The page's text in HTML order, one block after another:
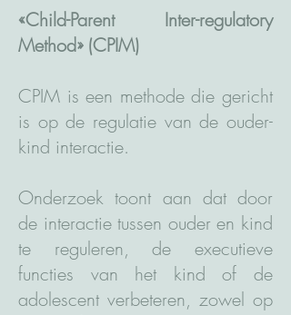
«Child-Parent Inter-regulatory
Method» (CPIM)
CPIM is een methode die gericht
is op de regulatie van de ouder-
kind interactie.
Onderzoek toont aan dat door
de interactie tussen ouder en kind
te reguleren, de executieve
functies van het kind of de
adolescent verbeteren, zowel op